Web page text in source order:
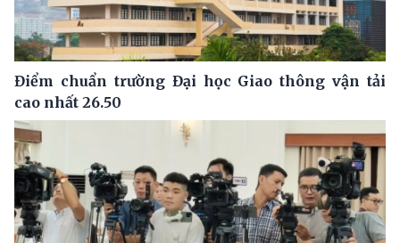
Điểm chuẩn trường Đại học Giao thông vận tải
cao nhất 26.50